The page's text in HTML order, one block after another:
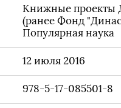
Книжные проекты
(ранее Фонд
Популярная наука
12 июля 2016
978-5-17-085501-8